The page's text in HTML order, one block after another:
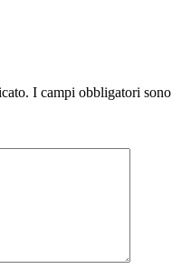
I campi obbligatori sono